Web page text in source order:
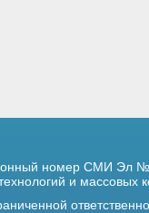
номер СМИ Эл №
и массовых